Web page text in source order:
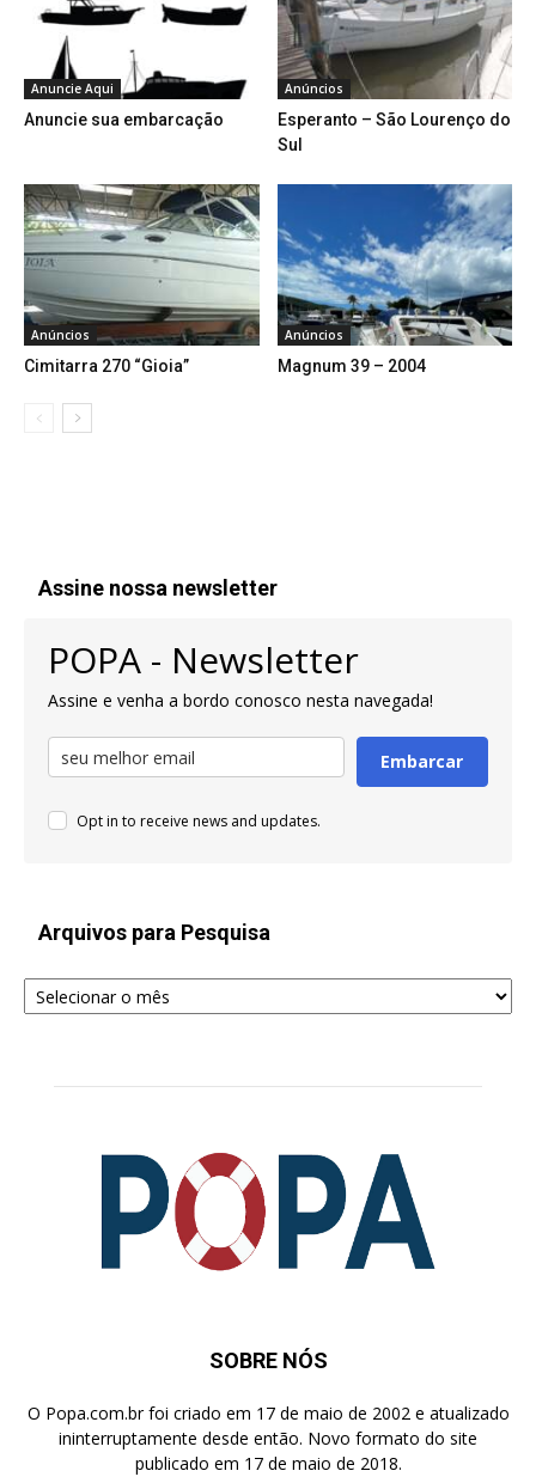
Anuncie Aqui
Anuncie sua embarcação
Anúncios
Esperanto – São Lourenço do
Sul
Anúncios
Cimitarra 270 “Gioia”
Anúncios
Magnum 39 – 2004
Assine nossa newsletter
POPA - Newsletter
Assine e venha a bordo conosco nesta navegada!
Embarcar
Opt in to receive news and updates.
Arquivos para Pesquisa
Arquivos
para
SOBRE NÓS
O Popa.com.br foi criado em 17 de maio de 2002 e atualizado
ininterruptamente desde então. Novo formato do site
publicado em 17 de maio de 2018.